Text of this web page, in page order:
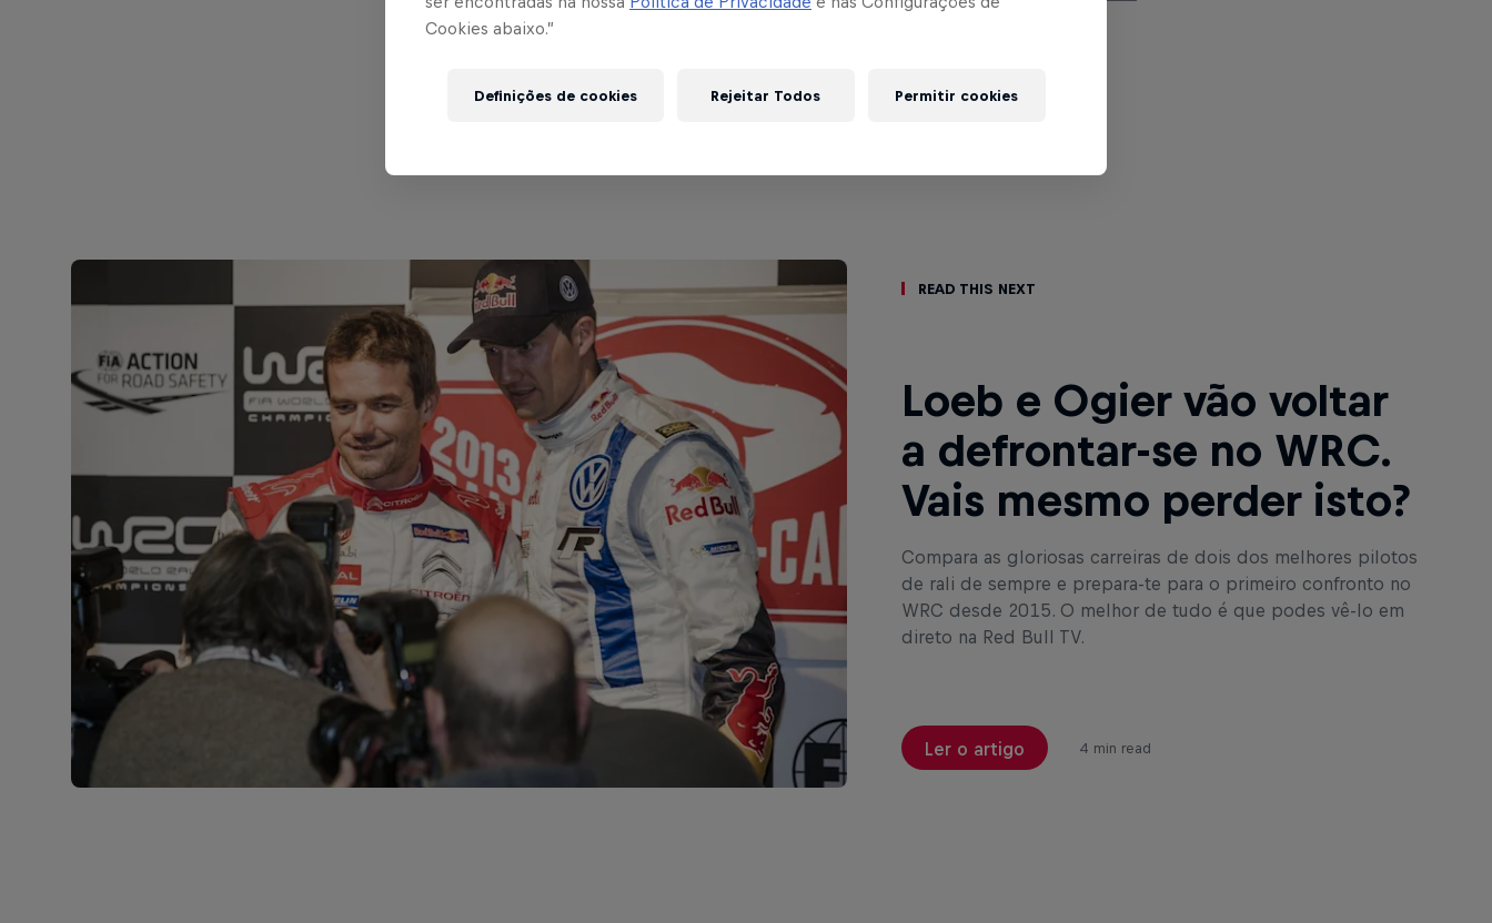
Read This Next
Loeb e Ogier vão voltar
a defrontar-se no WRC.
Vais mesmo perder isto?
Compara as gloriosas carreiras de dois dos melhores pilotos
de rali de sempre e prepara-te para o primeiro confronto no
WRC desde 2015. O melhor de tudo é que podes vê-lo em
direto na Red Bull TV.
Ler o artigo 4 min read
Cookies abaixo.”
Definições de cookies Rejeitar Todos Permitir cookies